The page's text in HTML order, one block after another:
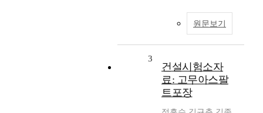
원문보기
3
건설시험소자
료: 고무아스팔
트포장